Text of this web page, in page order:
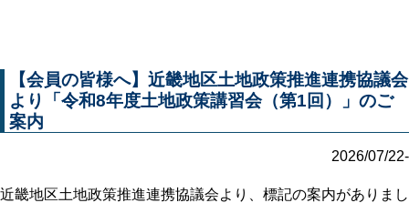
【会員の皆様へ】近畿地区土地政策推進連携協議会
より「令和8年度土地政策講習会（第1回）」のご
案内
2026/07/22-
近畿地区土地政策推進連携協議会より、標記の案内がありまし